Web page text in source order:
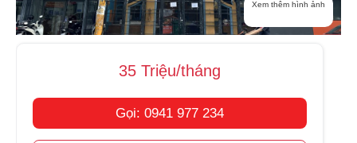
Xem thêm hình ảnh
35 Triệu/tháng
Gọi: 0941 977 234